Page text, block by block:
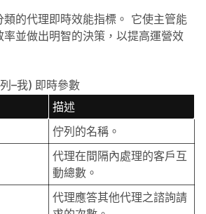
類的代理即時效能指標。 它使主管能
並做出明智的決策，以提高運營效
–我) 即時參數
描述
佇列的名稱。
代理在間隔內處理的客戶互
動總數。
代理應答其他代理之諮詢請